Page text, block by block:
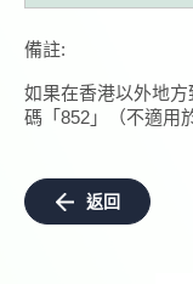
備註:
如果在香港以外地
碼「852」（不適用
返回